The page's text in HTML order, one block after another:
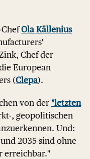
ChefOla Källenius
Chef der
European
(Clepa).
von der "letzten
, geopolitischen
Und:
2035 sind ohne
erreichbar."